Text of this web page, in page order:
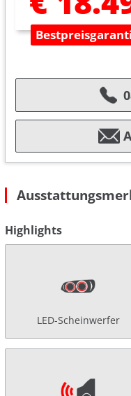
Highlights
LED-Scheinwerfer